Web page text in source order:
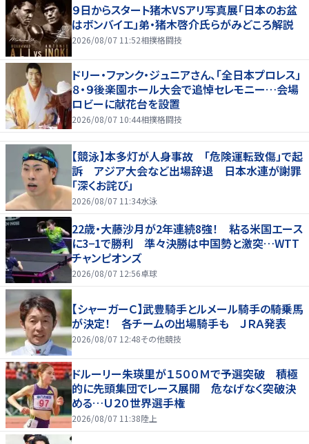
９日からスタート猪木VSアリ写真展「日本のお盆
はボンバイエ」弟・猪木啓介氏らがみどころ解説
2026/08/07 11:52相撲格闘技
ドリー・ファンク・ジュニアさん、「全日本プロレス」
８・９後楽園ホール大会で追悼セレモニー…会場
ロビーに献花台を設置
2026/08/07 10:44相撲格闘技
【競泳】本多灯が人身事故 「危険運転致傷」で起
訴 アジア大会など出場辞退 日本水連が謝罪
「深くお詫び」
2026/08/07 11:34水泳
22歳・大藤沙月が2年連続8強！ 粘る米国エース
に3−1で勝利 準々決勝は中国勢と激突…WTT
チャンピオンズ
2026/08/07 12:56卓球
【シャーガーＣ】武豊騎手とルメール騎手の騎乗馬
が決定！ 各チームの出場騎手も ＪＲＡ発表
2026/08/07 12:48その他競技
ドルーリー朱瑛里が１５００Ｍで予選突破 積極
的に先頭集団でレース展開 危なげなく突破決
める…Ｕ２０世界選手権
2026/08/07 11:38陸上